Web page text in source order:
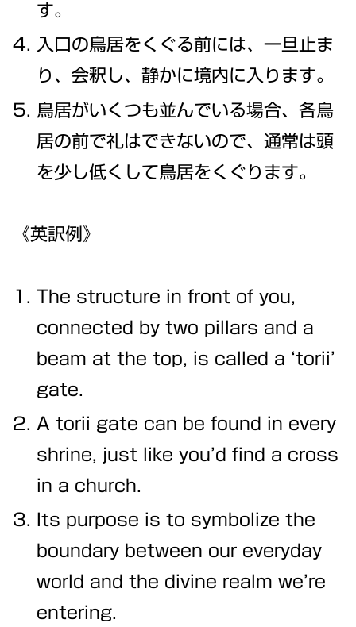
す。
入口の鳥居をくぐる前には、一旦止ま
り、会釈し、静かに境内に入ります。
鳥居がいくつも並んでいる場合、各鳥
居の前で礼はできないので、通常は頭
を少し低くして鳥居をくぐります。
《英訳例》
The structure in front of you,
connected by two pillars and a
beam at the top, is called a ‘torii’
gate.
A torii gate can be found in every
shrine, just like you’d find a cross
in a church.
Its purpose is to symbolize the
boundary between our everyday
world and the divine realm we’re
entering.